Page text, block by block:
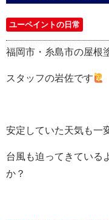
ユーペイントの日常
福岡市・糸島市の屋根
スタッフの岩佐です
安定していた天気も一
台風も迫ってきている
か？